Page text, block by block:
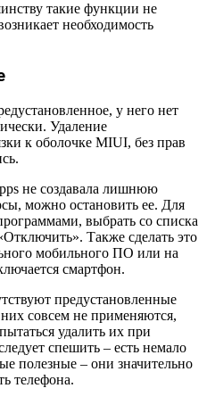
такие функции не
необходимость
у него нет
Удаление
к оболочке MIUI, без прав
не создавала лишнюю
можно остановить ее. Для
выбрать со списка
Также сделать это
мобильного ПО или на
смартфон.
предустановленные
совсем не применяются,
удалить их при
спешить – есть немало
полезные – они значительно
телефона.